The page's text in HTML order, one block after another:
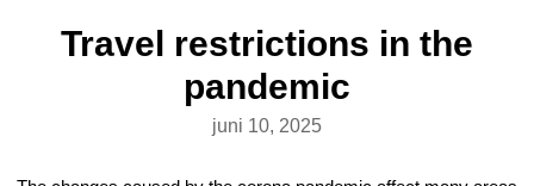
Travel restrictions in the
pandemic
juni 10, 2025